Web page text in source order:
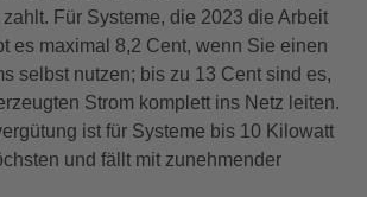
Für Systeme, die 2023 die Arbeit
es maximal 8,2 Cent, wenn Sie einen
selbst nutzen; bis zu 13 Cent sind es,
Strom komplett ins Netz leiten.
ist für Systeme bis 10 Kilowatt
und fällt mit zunehmender